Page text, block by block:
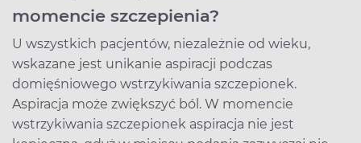
momencie szczepienia?
U wszystkich pacjentów, niezależnie od wieku,
wskazane jest unikanie aspiracji podczas
domięśniowego wstrzykiwania szczepionek.
Aspiracja może zwiększyć ból. W momencie
wstrzykiwania szczepionek aspiracja nie jest